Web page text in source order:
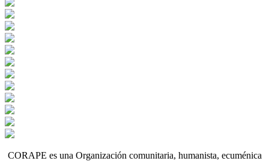
CORAPE es una Organización comunitaria, humanista, ecuménica